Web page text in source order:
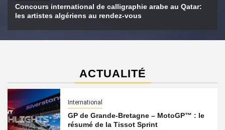
Concours international de calligraphie arabe au Qatar:
les artistes algériens au rendez-vous
ACTUALITÉ
International
GP de Grande-Bretagne – MotoGP™ : le
résumé de la Tissot Sprint